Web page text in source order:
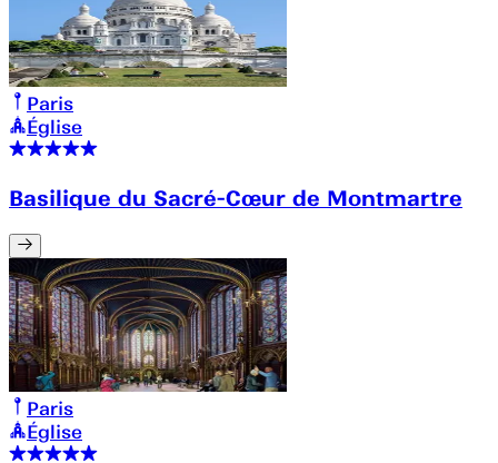
Paris
Église
Basilique du Sacré-Cœur de Montmartre
Paris
Église